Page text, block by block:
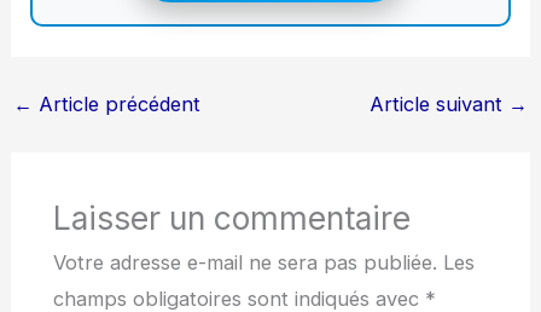
← Article précédent Article suivant →
Laisser un commentaire
Votre adresse e-mail ne sera pas publiée. Les
champs obligatoires sont indiqués avec *